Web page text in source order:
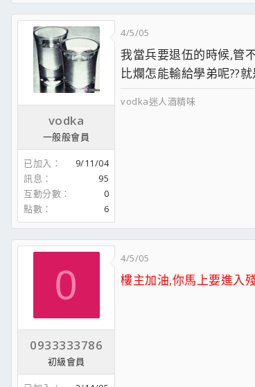
vodka
一般般會員
已加入
9/11/04
訊息
95
互動分數
0
點數
6
4/5/05
我當兵要退伍的時候,管
比爛怎能輸給學弟呢??
vodka迷人酒精味
0
0933333786
初級會員
4/5/05
樓主加油,你馬上要進入